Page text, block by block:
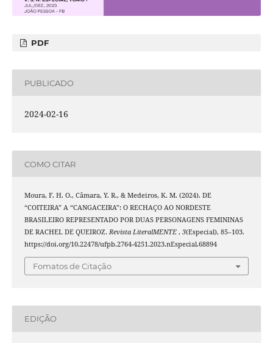
PDF
PUBLICADO
2024-02-16
COMO CITAR
Moura, F. H. O., Câmara, Y. R., & Medeiros, K. M. (2024). DE
“COITEIRA” A “CANGACEIRA”: O RECHAÇO AO NORDESTE
BRASILEIRO REPRESENTADO POR DUAS PERSONAGENS FEMININAS
DE RACHEL DE QUEIROZ. Revista LiteralMENTE , 3(Especial), 85–103.
https://doi.org/10.22478/ufpb.2764-4251.2023.nEspecial.68894
Fomatos de Citação
EDIÇÃO